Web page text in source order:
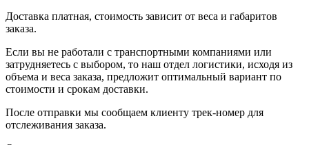
Доставка платная, стоимость зависит от веса и габаритов
заказа.
Если вы не работали с транспортными компаниями или
затрудняетесь с выбором, то наш отдел логистики, исходя из
объема и веса заказа, предложит оптимальный вариант по
стоимости и срокам доставки.
После отправки мы сообщаем клиенту трек-номер для
отслеживания заказа.